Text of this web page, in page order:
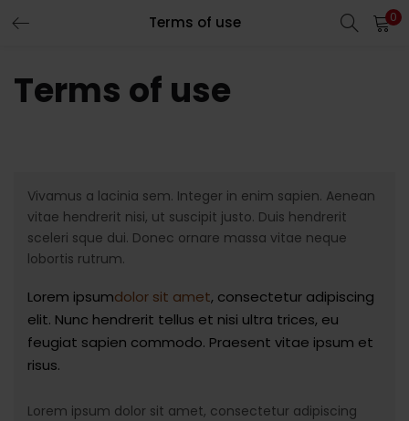
Terms of use 0
LOGIN REGISTER
Enter your username and password to login.
Remember me
Lost password?
Terms of use
Vivamus a lacinia sem. Integer in enim sapien. Aenean
vitae hendrerit nisi, ut suscipit justo. Duis hendrerit
sceleri sque dui. Donec ornare massa vitae neque
lobortis rutrum.
Lorem ipsumdolor sit amet, consectetur adipiscing
elit. Nunc hendrerit tellus et nisi ultra trices, eu
feugiat sapien commodo. Praesent vitae ipsum et
risus.
Lorem ipsum dolor sit amet, consectetur adipiscing